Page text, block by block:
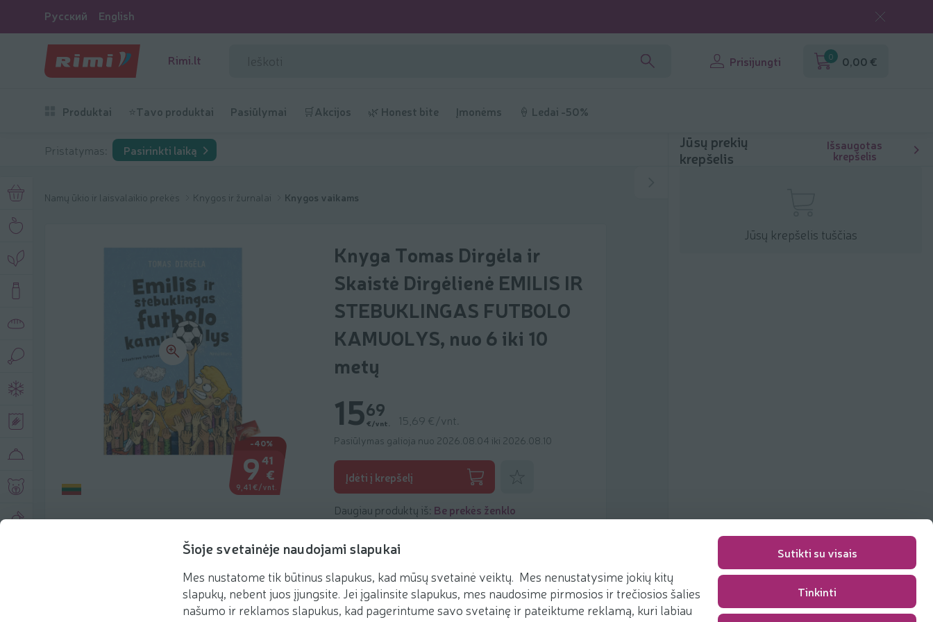
Šioje svetainėje naudojami slapukai
Mes nustatome tik būtinus slapukus, kad mūsų svetainė veiktų. Mes nenustatysime jokių kitų
slapukų, nebent juos įjungsite. Jei įgalinsite slapukus, mes naudosime pirmosios ir trečiosios šalies
našumo ir reklamos slapukus, kad pagerintume savo svetainę ir pateiktume reklamą, kuri labiau
Sutikti su visais
Tinkinti
Русский English
Rimi.lt Prisijungti 0 0,00 €
Produktai ⭐Tavo produktai Pasiūlymai 🛒Akcijos 🌿 Honest bite Įmonėms 🍦 Ledai -50%
Pristatymas: Pasirinkti laiką
Namų ūkio ir laisvalaikio prekės Knygos ir žurnalai Knygos vaikams
-40%
9 41
€
9,41 €/vnt.
Knyga Tomas Dirgėla ir
Skaistė Dirgėlienė EMILIS IR
STEBUKLINGAS FUTBOLO
KAMUOLYS, nuo 6 iki 10
metų
1569
€/vnt. 15,69 €/vnt.
Pasiūlymas galioja nuo 2026.08.04 iki 2026.08.10
Įdėti į krepšelį
Daugiau produktų iš: Be prekės ženklo
Produkto aprašymas
Jūsų prekių
krepšelis
Išsaugotas
krepšelis
Jūsų krepšelis tuščias
Pakavimo mokestis 0,00 €